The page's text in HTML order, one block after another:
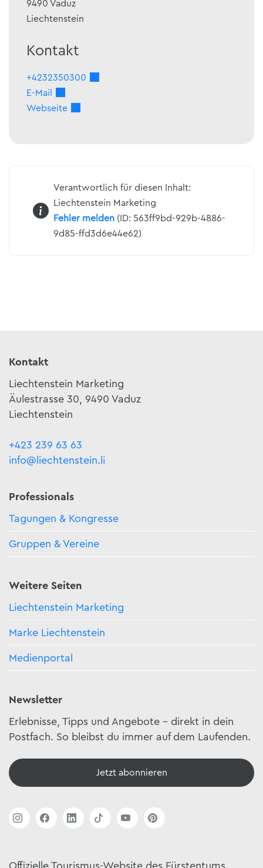
9490 Vaduz
Liechtenstein
Kontakt
+4232350300
E-Mail
Webseite
Verantwortlich für diesen Inhalt:
Liechtenstein Marketing
Fehler melden (ID: 563ff9bd-929b-4886-
9d85-ffd3d6e44e62)
Kontakt
Liechtenstein Marketing
Äulestrasse 30, 9490 Vaduz
Liechtenstein
+423 239 63 63
info@liechtenstein.li
Professionals
Tagungen & Kongresse
Gruppen & Vereine
Weitere Seiten
Liechtenstein Marketing
Marke Liechtenstein
Medienportal
Newsletter
Erlebnisse, Tipps und Angebote – direkt in dein
Postfach. So bleibst du immer auf dem Laufenden.
Jetzt abonnieren
Offizielle Tourismus-Website des Fürstentums